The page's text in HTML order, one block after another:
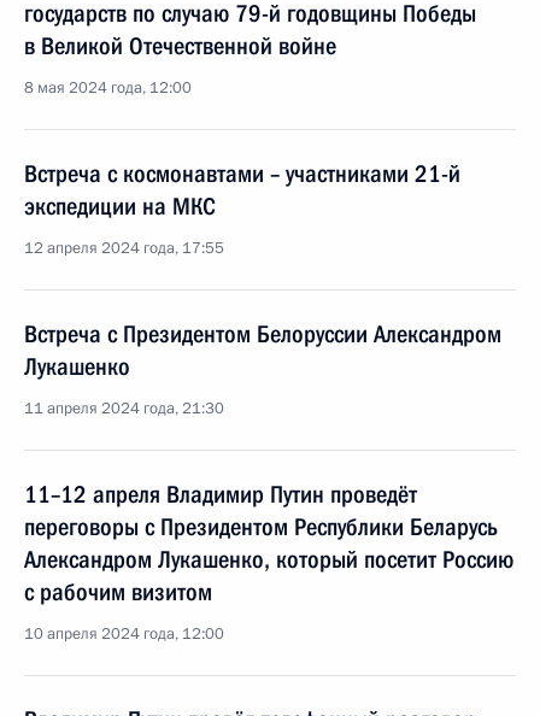
государств по случаю 79-й годовщины Победы
в Великой Отечественной войне
8 мая 2024 года, 12:00
Встреча с космонавтами – участниками 21-й
экспедиции на МКС
12 апреля 2024 года, 17:55
Встреча с Президентом Белоруссии Александром
Лукашенко
11 апреля 2024 года, 21:30
11–12 апреля Владимир Путин проведёт
переговоры с Президентом Республики Беларусь
Александром Лукашенко, который посетит Россию
с рабочим визитом
10 апреля 2024 года, 12:00